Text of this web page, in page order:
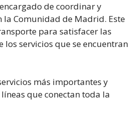
de coordinar y
Comunidad de Madrid. Este
para satisfacer las
servicios que se encuentran
más importantes y
que conectan toda la